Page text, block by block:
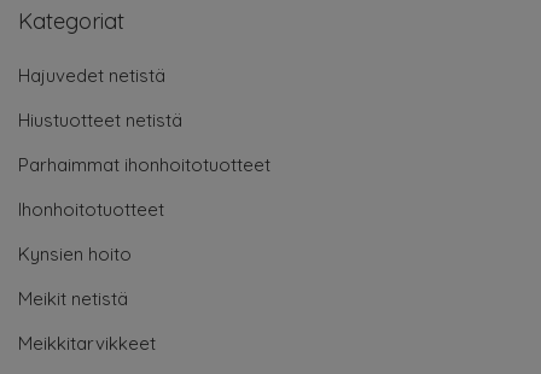
Kategoriat
Hajuvedet netistä
Hiustuotteet netistä
Parhaimmat ihonhoitotuotteet
Ihonhoitotuotteet
Kynsien hoito
Meikit netistä
Meikkitarvikkeet